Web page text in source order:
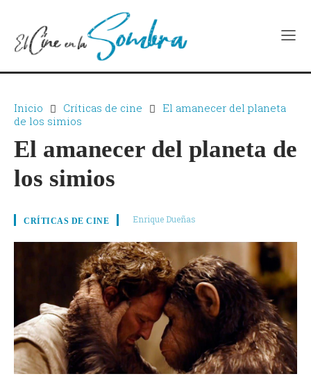
Inicio Críticas de cine
El amanecer del planeta
de los simios
El amanecer del planeta de
los simios
CRÍTICAS DE CINE Enrique Dueñas